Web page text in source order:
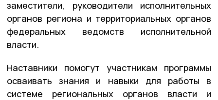
заместители, руководители исполнительных
органов региона и территориальных органов
федеральных ведомств исполнительной
власти.
Наставники помогут участникам программы
осваивать знания и навыки для работы в
системе региональных органов власти и